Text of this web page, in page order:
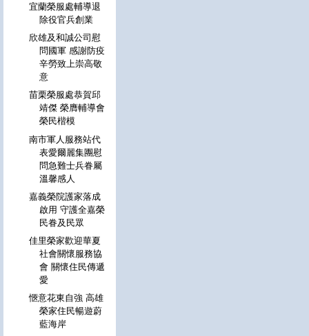
宜蘭榮服處輔導退
除役官兵創業
欣雄及和誠公司慰
問國軍 感謝防疫
辛勞致上崇高敬
意
苗栗榮服處恭賀邱
靖傑 榮膺輔導會
榮民楷模
南市軍人服務站代
表愛爾麗集團慰
問急難士兵眷屬
溫馨感人
嘉義榮院護家落成
啟用 守護全嘉榮
民眷及民眾
佳里榮家歡迎華夏
社會關懷服務協
會 關懷住民傳遞
愛
愜意花東自強 高雄
榮家住民暢遊蔚
藍海岸